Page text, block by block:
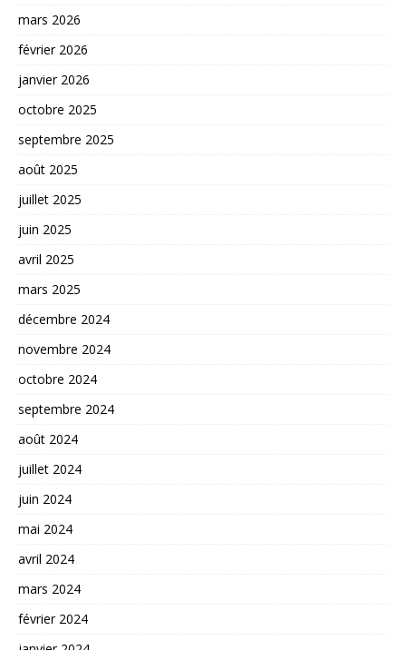
mars 2026
février 2026
janvier 2026
octobre 2025
septembre 2025
août 2025
juillet 2025
juin 2025
avril 2025
mars 2025
décembre 2024
novembre 2024
octobre 2024
septembre 2024
août 2024
juillet 2024
juin 2024
mai 2024
avril 2024
mars 2024
février 2024